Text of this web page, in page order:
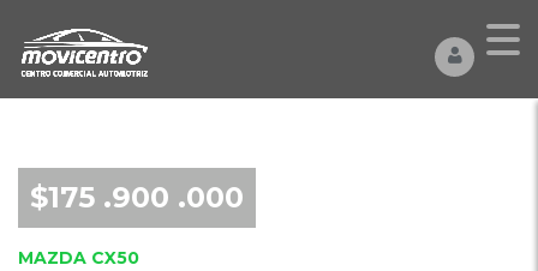
$175 .900 .000
MAZDA CX50